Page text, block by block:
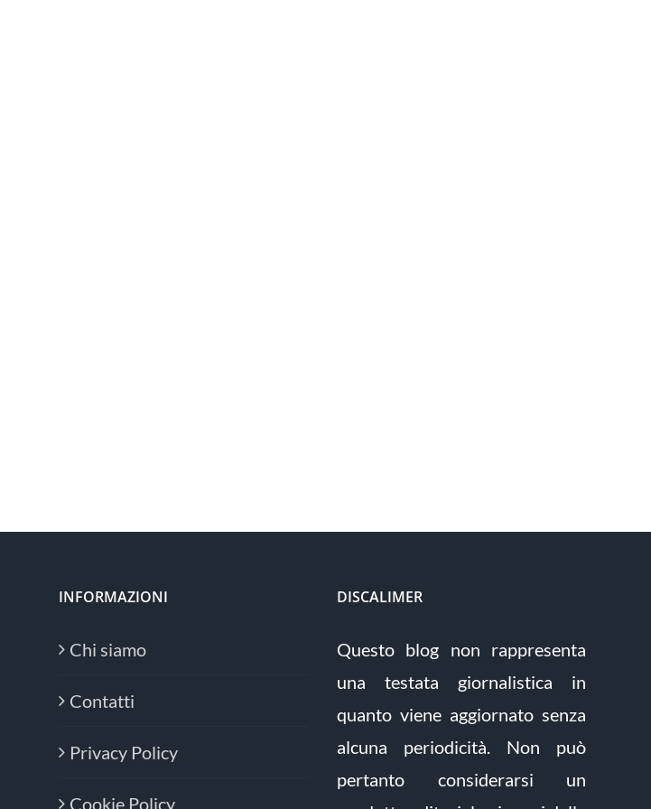
INFORMAZIONI
Chi siamo
Contatti
Privacy Policy
Cookie Policy
DISCALIMER
Questo blog non rappresenta
una testata giornalistica in
quanto viene aggiornato senza
alcuna periodicità. Non può
pertanto considerarsi un